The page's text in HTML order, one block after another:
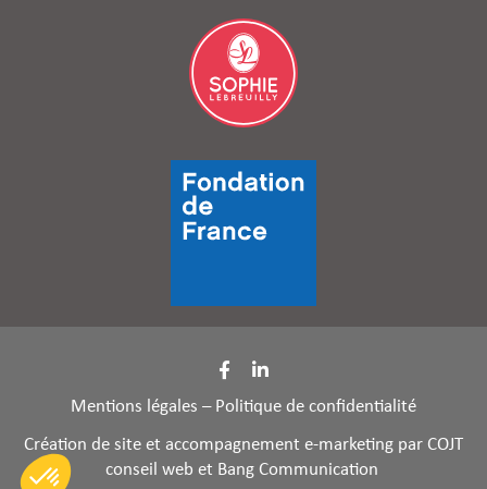
Mentions légales – Politique de confidentialité
Création de site et accompagnement e-marketing par COJT
conseil web et Bang Communication